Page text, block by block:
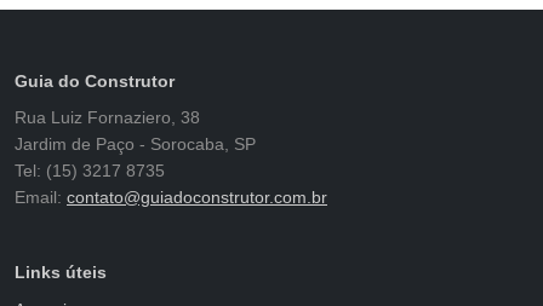
Guia do Construtor
Rua Luiz Fornaziero, 38
Jardim de Paço - Sorocaba, SP
Tel: (15) 3217 8735
Email: contato@guiadoconstrutor.com.br
Links úteis